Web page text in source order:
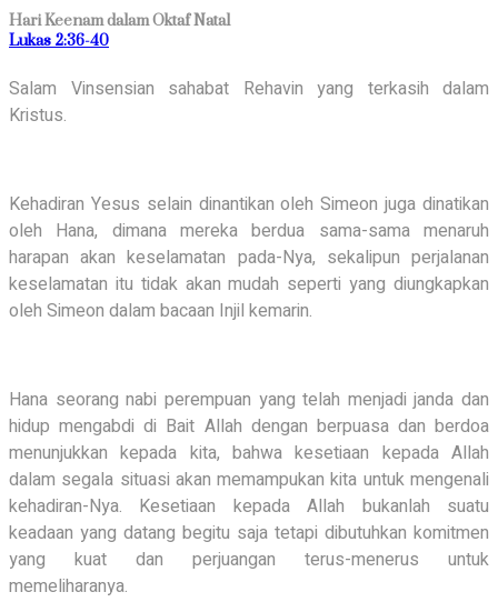
Hari Keenam dalam Oktaf Natal
Lukas 2:36-40
Salam Vinsensian sahabat Rehavin yang terkasih dalam
Kristus.
Kehadiran Yesus selain dinantikan oleh Simeon juga dinatikan
oleh Hana, dimana mereka berdua sama-sama menaruh
harapan akan keselamatan pada-Nya, sekalipun perjalanan
keselamatan itu tidak akan mudah seperti yang diungkapkan
oleh Simeon dalam bacaan Injil kemarin.
Hana seorang nabi perempuan yang telah menjadi janda dan
hidup mengabdi di Bait Allah dengan berpuasa dan berdoa
menunjukkan kepada kita, bahwa kesetiaan kepada Allah
dalam segala situasi akan memampukan kita untuk mengenali
kehadiran-Nya. Kesetiaan kepada Allah bukanlah suatu
keadaan yang datang begitu saja tetapi dibutuhkan komitmen
yang kuat dan perjuangan terus-menerus untuk
memeliharanya.